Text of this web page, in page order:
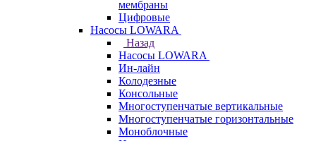
мембраны
Цифровые
Насосы LOWARA
Назад
Насосы LOWARA
Ин-лайн
Колодезные
Консольные
Многоступенчатые вертикальные
Многоступенчатые горизонтальные
Моноблочные